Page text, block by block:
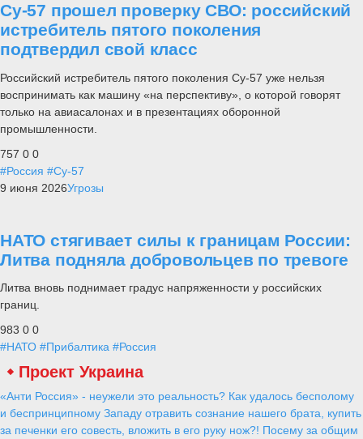
Су-57 прошел проверку СВО: российский
истребитель пятого поколения
подтвердил свой класс
Российский истребитель пятого поколения Су-57 уже нельзя
воспринимать как машину «на перспективу», о которой говорят
только на авиасалонах и в презентациях оборонной
промышленности.
757 0 0
#Россия #Су-57
9 июня 2026Угрозы
НАТО стягивает силы к границам России:
Литва подняла добровольцев по тревоге
Литва вновь поднимает градус напряженности у российских
границ.
983 0 0
#НАТО #Прибалтика #Россия
Проект Украина
«Анти Россия» - неужели это реальность? Как удалось бесполому
и беспринципному Западу отравить сознание нашего брата, купить
за печенки его совесть, вложить в его руку нож?! Посему за общим